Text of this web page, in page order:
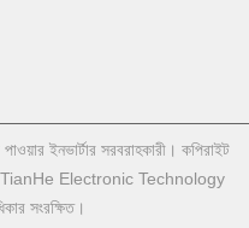
ইনভার্টার সরবরাহকারী। কপিরাইট
Electronic Technology
সংরক্ষিত।